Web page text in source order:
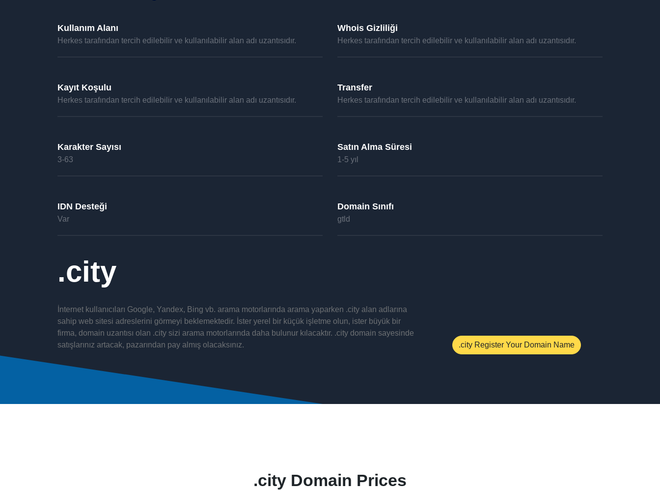
Kullanım Alanı
Herkes tarafından tercih edilebilir ve kullanılabilir alan adı uzantısıdır.
Whois Gizliliği
Herkes tarafından tercih edilebilir ve kullanılabilir alan adı uzantısıdır.
Kayıt Koşulu
Herkes tarafından tercih edilebilir ve kullanılabilir alan adı uzantısıdır.
Transfer
Herkes tarafından tercih edilebilir ve kullanılabilir alan adı uzantısıdır.
Karakter Sayısı
3-63
Satın Alma Süresi
1-5 yıl
IDN Desteği
Var
Domain Sınıfı
gtld
city
İnternet kullanıcıları Google, Yandex, Bing vb. arama motorlarında arama yaparken .city alan adlarına
sahip web sitesi adreslerini görmeyi beklemektedir. İster yerel bir küçük işletme olun, ister büyük bir
firma, domain uzantısı olan .city sizi arama motorlarında daha bulunur kılacaktır. .city domain sayesinde
satışlarınız artacak, pazarından pay almış olacaksınız.
.city Register Your Domain Name
.city Domain Prices